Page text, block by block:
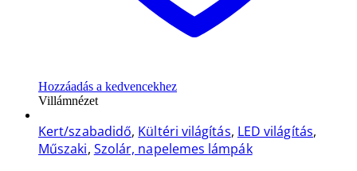
Hozzáadás a kedvencekhez
Villámnézet
Kert/szabadidő, Kültéri világítás, LED világítás,
Műszaki, Szolár, napelemes lámpák